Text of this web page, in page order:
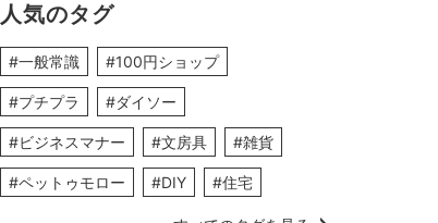
人気のタグ
#一般常識 #100円ショップ
#プチプラ #ダイソー
#ビジネスマナー #文房具 #雑貨
#ペットゥモロー #DIY #住宅